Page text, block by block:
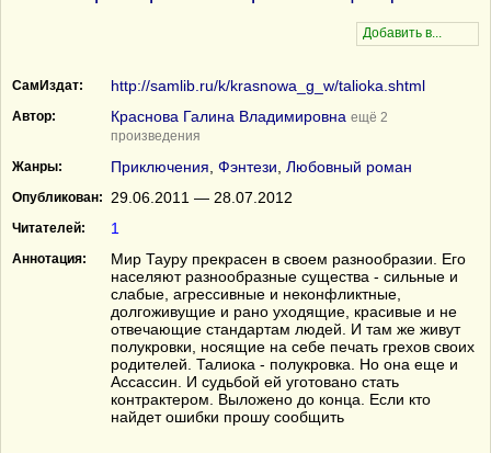
СамИздат: http://samlib.ru/k/krasnowa_g_w/talioka.shtml
Автор: Краснова Галина Владимировна ещё 2
произведения
Жанры:
Приключения Фэнтези Любовный роман
Опубликован: 29.06.2011 — 28.07.2012
Читателей: 1
Аннотация:
Мир Тауру прекрасен в своем разнообразии. Его
населяют разнообразные существа - сильные и
слабые, агрессивные и неконфликтные,
долгоживущие и рано уходящие, красивые и не
отвечающие стандартам людей. И там же живут
полукровки, носящие на себе печать грехов своих
родителей. Талиока - полукровка. Но она еще и
Ассассин. И судьбой ей уготовано стать
контрактером. Выложено до конца. Если кто
найдет ошибки прошу сообщить